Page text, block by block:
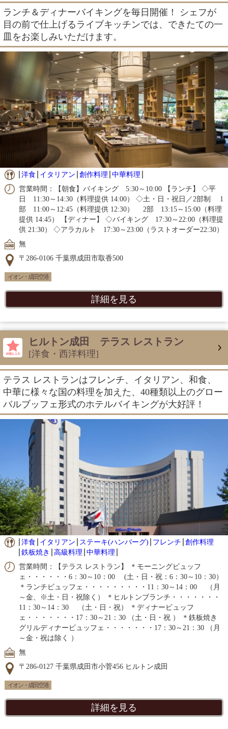
ランチ＆ディナーバイキングを毎日開催！ シェフが
目の前で仕上げるライブキッチンでは、できたての一
皿をお楽しみいただけます。
洋食 イタリアン 創作料理 中華料理
営業時間：【朝食】バイキング 5:30～10:00 【ランチ】 ◇平
日 11:30～14:30（料理提供 14:00） ◇土・日・祝日／2部制 1
部 11:00～12:45（料理提供 12:30） 2部 13:15～15:00（料理
提供 14:45） 【ディナー】 ◇バイキング 17:30～22:00（料理提
供 21:30） ◇アラカルト 17:30～23:00（ラストオーダー22:30）
無
〒286-0106 千葉県成田市取香500
イオン・成田空港
詳細を見る
ヒルトン成田 テラス レストラン
[洋食・西洋料理]
テラス レストランはフレンチ、イタリアン、和食、
中華に様々な国の料理を加えた、40種類以上のグロー
バルブッフェ形式のホテルバイキングが大好評！
洋食 イタリアン ステーキ(ハンバーグ) フレンチ 創作料理
鉄板焼き
高級料理 中華料理
営業時間：【テラス レストラン】 ＊モーニングビュッフ
ェ・・・・・・6：30～10：00 (土・日・祝：6：30～10：30）
＊ランチビュッフェ・・・・・・・・・11：30～14：00 （月
～金、※土・日・祝除く） ＊ヒルトンブランチ・・・・・・・
11：30～14：30 （土・日・祝） ＊ディナービュッフ
ェ・・・・・・・17：30～21：30 （土・日・祝 ） ＊鉄板焼き
グリルディナービュッフェ・・・・・・・17：30～21：30 （月
～金・祝は除く ）
無
〒286-0127 千葉県成田市小菅456 ヒルトン成田
イオン・成田空港
詳細を見る